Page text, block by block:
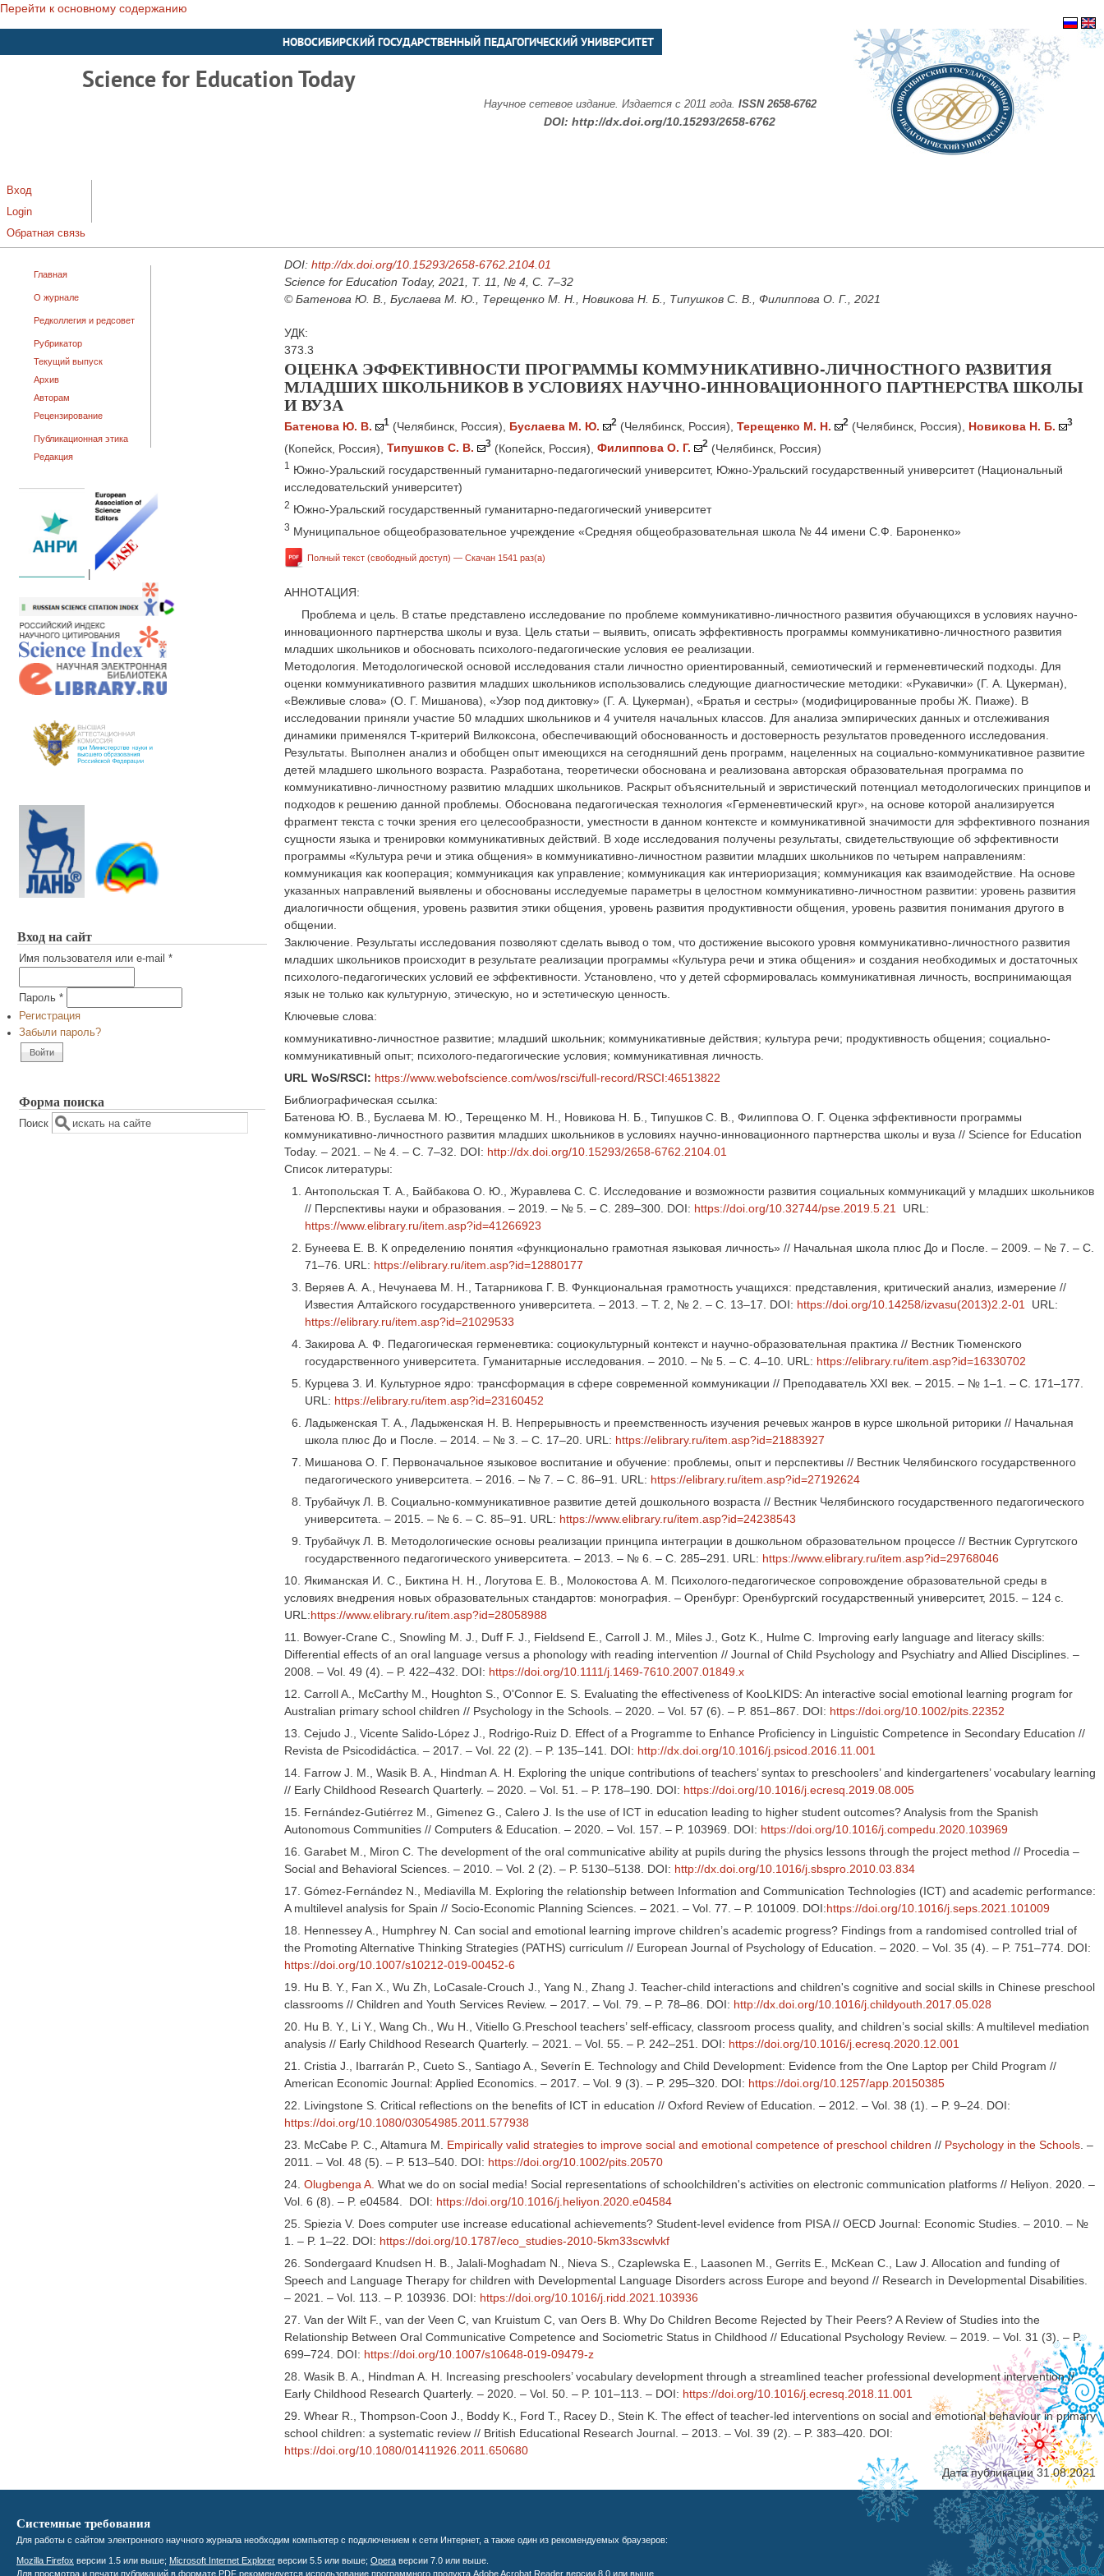
Перейти к основному содержанию
НОВОСИБИРСКИЙ ГОСУДАРСТВЕННЫЙ ПЕДАГОГИЧЕСКИЙ УНИВЕРСИТЕТ
Science for Education Today
Научное сетевое издание. Издается с 2011 года. ISSN 2658-6762
DOI: http://dx.doi.org/10.15293/2658-6762
Вход
Login
Обратная связь
Главная
О журнале
Редколлегия и редсовет
Рубрикатор
Текущий выпуск
Архив
Авторам
Рецензирование
Публикационная этика
Редакция
Вход на сайт
Имя пользователя или e-mail *
Пароль *
Регистрация
Забыли пароль?
Форма поиска
Поиск
DOI: http://dx.doi.org/10.15293/2658-6762.2104.01
Science for Education Today, 2021, Т. 11, № 4, С. 7–32
© Батенова Ю. В., Буслаева М. Ю., Терещенко М. Н., Новикова Н. Б., Типушков С. В., Филиппова О. Г., 2021
УДК:
373.3
ОЦЕНКА ЭФФЕКТИВНОСТИ ПРОГРАММЫ КОММУНИКАТИВНО-ЛИЧНОСТНОГО РАЗВИТИЯ
МЛАДШИХ ШКОЛЬНИКОВ В УСЛОВИЯХ НАУЧНО-ИННОВАЦИОННОГО ПАРТНЕРСТВА ШКОЛЫ
И ВУЗА
Батенова Ю. В. 1 (Челябинск, Россия) Буслаева М. Ю. 2 (Челябинск, Россия) Терещенко М. Н. 2 (Челябинск, Россия) Новикова Н. Б. 3
(Копейск, Россия) Типушков С. В. 3 (Копейск, Россия) Филиппова О. Г. 2 (Челябинск, Россия)
1
Южно-Уральский государственный гуманитарно-педагогический университет, Южно-Уральский государственный университет (Национальный
исследовательский университет)
2 Южно-Уральский государственный гуманитарно-педагогический университет
3 Муниципальное общеобразовательное учреждение «Средняя общеобразовательная школа № 44 имени С.Ф. Бароненко»
Полный текст (свободный доступ) — Скачан 1541 раз(а)
АННОТАЦИЯ:
Проблема и цель. В статье представлено исследование по проблеме коммуникативно-личностного развития обучающихся в условиях научно-
инновационного партнерства школы и вуза. Цель статьи – выявить, описать эффективность программы коммуникативно-личностного развития
младших школьников и обосновать психолого-педагогические условия ее реализации.
Методология. Методологической основой исследования стали личностно ориентированный, семиотический и герменевтический подходы. Для
оценки коммуникативного развития младших школьников использовались следующие диагностические методики: «Рукавички» (Г. А. Цукерман),
«Вежливые слова» (О. Г. Мишанова), «Узор под диктовку» (Г. А. Цукерман), «Братья и сестры» (модифицированные пробы Ж. Пиаже). В
исследовании приняли участие 50 младших школьников и 4 учителя начальных классов. Для анализа эмпирических данных и отслеживания
динамики применялся T-критерий Вилкоксона, обеспечивающий обоснованность и достоверность результатов проведенного исследования.
Результаты. Выполнен анализ и обобщен опыт имеющихся на сегодняшний день программ, нацеленных на социально-коммуникативное развитие
детей младшего школьного возраста. Разработана, теоретически обоснована и реализована авторская образовательная программа по
коммуникативно-личностному развитию младших школьников. Раскрыт объяснительный и эвристический потенциал методологических принципов и
подходов к решению данной проблемы. Обоснована педагогическая технология «Герменевтический круг», на основе которой анализируется
фрагмент текста с точки зрения его целесообразности, уместности в данном контексте и коммуникативной значимости для эффективного познания
сущности языка и тренировки коммуникативных действий. В ходе исследования получены результаты, свидетельствующие об эффективности
программы «Культура речи и этика общения» в коммуникативно-личностном развитии младших школьников по четырем направлениям:
коммуникация как кооперация; коммуникация как управление; коммуникация как интериоризация; коммуникация как взаимодействие. На основе
указанных направлений выявлены и обоснованы исследуемые параметры в целостном коммуникативно-личностном развитии: уровень развития
диалогичности общения, уровень развития этики общения, уровень развития продуктивности общения, уровень развития понимания другого в
общении.
Заключение. Результаты исследования позволяют сделать вывод о том, что достижение высокого уровня коммуникативно-личностного развития
младших школьников происходит в результате реализации программы «Культура речи и этика общения» и создания необходимых и достаточных
психолого-педагогических условий ее эффективности. Установлено, что у детей сформировалась коммуникативная личность, воспринимающая
язык не только как культурную, этическую, но и эстетическую ценность.
Ключевые слова:
коммуникативно-личностное развитие; младший школьник; коммуникативные действия; культура речи; продуктивность общения; социально-
коммуникативный опыт; психолого-педагогические условия; коммуникативная личность.
URL WoS/RSCI: https://www.webofscience.com/wos/rsci/full-record/RSCI:46513822
Библиографическая ссылка:
Батенова Ю. В., Буслаева М. Ю., Терещенко М. Н., Новикова Н. Б., Типушков С. В., Филиппова О. Г. Оценка эффективности программы
коммуникативно-личностного развития младших школьников в условиях научно-инновационного партнерства школы и вуза // Science for Education
Today. – 2021. – № 4. – С. 7–32. DOI: http://dx.doi.org/10.15293/2658-6762.2104.01
Список литературы:
Антопольская Т. А., Байбакова О. Ю., Журавлева С. С. Исследование и возможности развития социальных коммуникаций у младших школьников
// Перспективы науки и образования. – 2019. – № 5. – С. 289–300. DOI: https://doi.org/10.32744/pse.2019.5.21 URL:
https://www.elibrary.ru/item.asp?id=41266923
Бунеева Е. В. К определению понятия «функционально грамотная языковая личность» // Начальная школа плюс До и После. – 2009. – № 7. – С.
71–76. URL: https://elibrary.ru/item.asp?id=12880177
Веряев А. А., Нечунаева М. Н., Татарникова Г. В. Функциональная грамотность учащихся: представления, критический анализ, измерение //
Известия Алтайского государственного университета. – 2013. – Т. 2, № 2. – С. 13–17. DOI: https://doi.org/10.14258/izvasu(2013)2.2-01 URL:
https://elibrary.ru/item.asp?id=21029533
Закирова А. Ф. Педагогическая герменевтика: социокультурный контекст и научно-образовательная практика // Вестник Тюменского
государственного университета. Гуманитарные исследования. – 2010. – № 5. – С. 4–10. URL: https://elibrary.ru/item.asp?id=16330702
Курцева З. И. Культурное ядро: трансформация в сфере современной коммуникации // Преподаватель XXI век. – 2015. – № 1–1. – С. 171–177.
URL: https://elibrary.ru/item.asp?id=23160452
Ладыженская Т. А., Ладыженская Н. В. Непрерывность и преемственность изучения речевых жанров в курсе школьной риторики // Начальная
школа плюс До и После. – 2014. – № 3. – С. 17–20. URL: https://elibrary.ru/item.asp?id=21883927
Мишанова О. Г. Первоначальное языковое воспитание и обучение: проблемы, опыт и перспективы // Вестник Челябинского государственного
педагогического университета. – 2016. – № 7. – С. 86–91. URL: https://elibrary.ru/item.asp?id=27192624
Трубайчук Л. В. Социально-коммуникативное развитие детей дошкольного возраста // Вестник Челябинского государственного педагогического
университета. – 2015. – № 6. – С. 85–91. URL: https://www.elibrary.ru/item.asp?id=24238543
Трубайчук Л. В. Методологические основы реализации принципа интеграции в дошкольном образовательном процессе // Вестник Сургутского
государственного педагогического университета. – 2013. – № 6. – С. 285–291. URL: https://www.elibrary.ru/item.asp?id=29768046
10. Якиманская И. С., Биктина Н. Н., Логутова Е. В., Молокостова А. М. Психолого-педагогическое сопровождение образовательной среды в
условиях внедрения новых образовательных стандартов: монография. – Оренбург: Оренбургский государственный университет, 2015. – 124 с.
URL:https://www.elibrary.ru/item.asp?id=28058988
11. Bowyer-Crane C., Snowling M. J., Duff F. J., Fieldsend E., Carroll J. M., Miles J., Gotz K., Hulme C. Improving early language and literacy skills:
Differential effects of an oral language versus a phonology with reading intervention // Journal of Child Psychology and Psychiatry and Allied Disciplines. –
2008. – Vol. 49 (4). – P. 422–432. DOI: https://doi.org/10.1111/j.1469-7610.2007.01849.x
12. Carroll A., McCarthy M., Houghton S., O'Connor E. S. Evaluating the effectiveness of KooLKIDS: An interactive social emotional learning program for
Australian primary school children // Psychology in the Schools. – 2020. – Vol. 57 (6). – P. 851–867. DOI: https://doi.org/10.1002/pits.22352
13. Cejudo J., Vicente Salido-López J., Rodrigo-Ruiz D. Effect of a Programme to Enhance Proficiency in Linguistic Competence in Secondary Education //
Revista de Psicodidáctica. – 2017. – Vol. 22 (2). – P. 135–141. DOI: http://dx.doi.org/10.1016/j.psicod.2016.11.001
14. Farrow J. M., Wasik B. A., Hindman A. H. Exploring the unique contributions of teachers’ syntax to preschoolers’ and kindergarteners’ vocabulary learning
// Early Childhood Research Quarterly. – 2020. – Vol. 51. – P. 178–190. DOI: https://doi.org/10.1016/j.ecresq.2019.08.005
15. Fernández-Gutiérrez M., Gimenez G., Calero J. Is the use of ICT in education leading to higher student outcomes? Analysis from the Spanish
Autonomous Communities // Computers & Education. – 2020. – Vol. 157. – P. 103969. DOI: https://doi.org/10.1016/j.compedu.2020.103969
16. Garabet M., Miron C. The development of the oral communicative ability at pupils during the physics lessons through the project method // Procedia –
Social and Behavioral Sciences. – 2010. – Vol. 2 (2). – P. 5130–5138. DOI: http://dx.doi.org/10.1016/j.sbspro.2010.03.834
17. Gómez-Fernández N., Mediavilla M. Exploring the relationship between Information and Communication Technologies (ICT) and academic performance:
A multilevel analysis for Spain // Socio-Economic Planning Sciences. – 2021. – Vol. 77. – P. 101009. DOI:https://doi.org/10.1016/j.seps.2021.101009
18. Hennessey A., Humphrey N. Can social and emotional learning improve children’s academic progress? Findings from a randomised controlled trial of
the Promoting Alternative Thinking Strategies (PATHS) curriculum // European Journal of Psychology of Education. – 2020. – Vol. 35 (4). – P. 751–774. DOI:
https://doi.org/10.1007/s10212-019-00452-6
19. Hu B. Y., Fan X., Wu Zh, LoCasale-Crouch J., Yang N., Zhang J. Teacher-child interactions and children's cognitive and social skills in Chinese preschool
classrooms // Children and Youth Services Review. – 2017. – Vol. 79. – P. 78–86. DOI: http://dx.doi.org/10.1016/j.childyouth.2017.05.028
20. Hu B. Y., Li Y., Wang Ch., Wu H., Vitiello G.Preschool teachers’ self-efficacy, classroom process quality, and children’s social skills: A multilevel mediation
analysis // Early Childhood Research Quarterly. – 2021. – Vol. 55. – P. 242–251. DOI: https://doi.org/10.1016/j.ecresq.2020.12.001
21. Cristia J., Ibarrarán P., Cueto S., Santiago A., Severín E. Technology and Child Development: Evidence from the One Laptop per Child Program //
American Economic Journal: Applied Economics. – 2017. – Vol. 9 (3). – P. 295–320. DOI: https://doi.org/10.1257/app.20150385
22. Livingstone S. Critical reflections on the benefits of ICT in education // Oxford Review of Education. – 2012. – Vol. 38 (1). – P. 9–24. DOI:
https://doi.org/10.1080/03054985.2011.577938
23. McCabe P. C., Altamura M. Empirically valid strategies to improve social and emotional competence of preschool children // Psychology in the Schools. –
2011. – Vol. 48 (5). – P. 513–540. DOI: https://doi.org/10.1002/pits.20570
24. Olugbenga A. What we do on social media! Social representations of schoolchildren's activities on electronic communication platforms // Heliyon. 2020. –
Vol. 6 (8). – P. e04584. DOI: https://doi.org/10.1016/j.heliyon.2020.e04584
25. Spiezia V. Does computer use increase educational achievements? Student-level evidence from PISA // OECD Journal: Economic Studies. – 2010. – №
1. – P. 1–22. DOI: https://doi.org/10.1787/eco_studies-2010-5km33scwlvkf
26. Sоndergaard Knudsen H. B., Jalali-Moghadam N., Nieva S., Czaplewska E., Laasonen M., Gerrits E., McKean C., Law J. Allocation and funding of
Speech and Language Therapy for children with Developmental Language Disorders across Europe and beyond // Research in Developmental Disabilities.
– 2021. – Vol. 113. – P. 103936. DOI: https://doi.org/10.1016/j.ridd.2021.103936
27. Van der Wilt F., van der Veen C, van Kruistum C, van Oers B. Why Do Children Become Rejected by Their Peers? A Review of Studies into the
Relationship Between Oral Communicative Competence and Sociometric Status in Childhood // Educational Psychology Review. – 2019. – Vol. 31 (3). – P.
699–724. DOI: https://doi.org/10.1007/s10648-019-09479-z
28. Wasik B. A., Hindman A. H. Increasing preschoolers’ vocabulary development through a streamlined teacher professional development intervention //
Early Childhood Research Quarterly. – 2020. – Vol. 50. – P. 101–113. – DOI: https://doi.org/10.1016/j.ecresq.2018.11.001
29. Whear R., Thompson-Coon J., Boddy K., Ford T., Racey D., Stein K. The effect of teacher-led interventions on social and emotional behaviour in primary
school children: a systematic review // British Educational Research Journal. – 2013. – Vol. 39 (2). – P. 383–420. DOI:
https://doi.org/10.1080/01411926.2011.650680
Дата публикации 31.08.2021
Системные требования
Для работы с сайтом электронного научного журнала необходим компьютер с подключением к сети Интернет, а также один из рекомендуемых браузеров:
Mozilla Firefox версии 1.5 или выше; Microsoft Internet Explorer версии 5.5 или выше; Opera версии 7.0 или выше.
Для просмотра и печати публикаций в формате PDF рекомендуется использование программного продукта Adobe Acrobat Reader версии 8.0 или выше.